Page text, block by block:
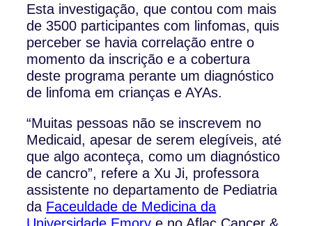
Esta investigação, que contou com mais
de 3500 participantes com linfomas, quis
perceber se havia correlação entre o
momento da inscrição e a cobertura
deste programa perante um diagnóstico
de linfoma em crianças e AYAs.
“Muitas pessoas não se inscrevem no
Medicaid, apesar de serem elegíveis, até
que algo aconteça, como um diagnóstico
de cancro”, refere a Xu Ji, professora
assistente no departamento de Pediatria
da Faceuldade de Medicina da